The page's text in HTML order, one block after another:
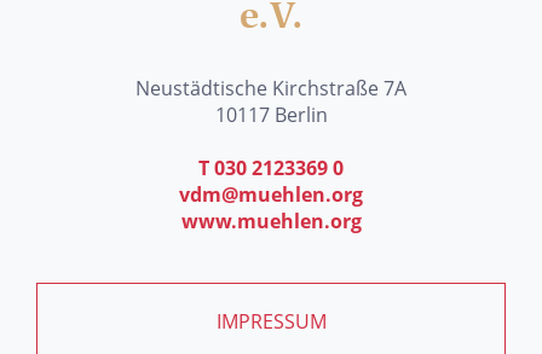
e.V.
Neustädtische Kirchstraße 7A
10117 Berlin
T 030 2123369 0
vdm@muehlen.org
www.muehlen.org
IMPRESSUM